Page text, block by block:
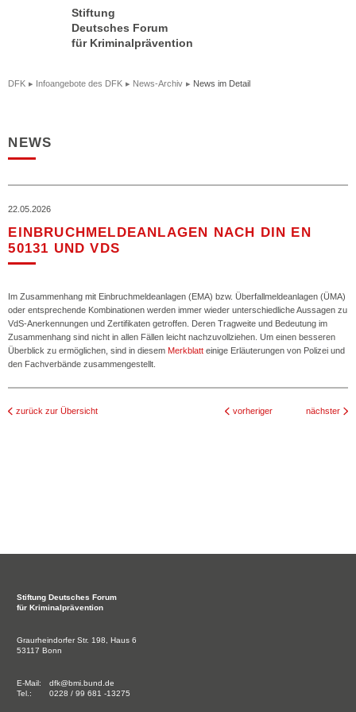
Stiftung
Deutsches Forum
für Kriminalprävention
DFK Infoangebote des DFK News-Archiv News im Detail
NEWS
22.05.2026
EINBRUCHMELDEANLAGEN NACH DIN EN
50131 UND VDS
Im Zusammenhang mit Einbruchmeldeanlagen (EMA) bzw. Überfallmeldeanlagen (ÜMA)
oder entsprechende Kombinationen werden immer wieder unterschiedliche Aussagen zu
VdS-Anerkennungen und Zertifikaten getroffen. Deren Tragweite und Bedeutung im
Zusammenhang sind nicht in allen Fällen leicht nachzuvollziehen. Um einen besseren
Überblick zu ermöglichen, sind in diesem Merkblatt einige Erläuterungen von Polizei und
den Fachverbände zusammengestellt.
zurück zur Übersicht nächster
vorheriger
Stiftung Deutsches Forum
für Kriminalprävention
Graurheindorfer Str. 198, Haus 6
53117 Bonn
E-Mail:
dfk@bmi.bund.de
Tel.:
0228 / 99 681 -13275